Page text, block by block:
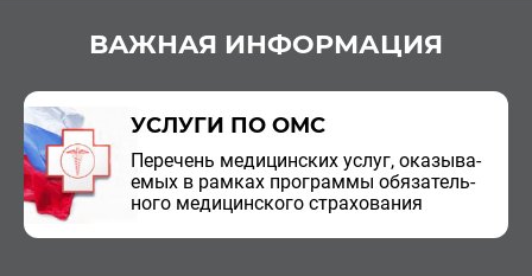
ВАЖНАЯ ИНФОРМАЦИЯ
УСЛУГИ ПО ОМС
Пе­ре­чень ме­ди­цин­ских услуг, ока­зы­ва­
е­мых в рам­ках про­грам­мы обя­за­тель­
но­го ме­ди­цин­ско­го стра­хо­ва­ния